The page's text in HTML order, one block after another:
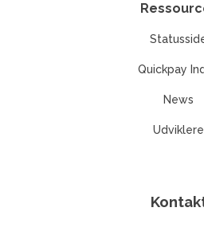
Quickpay
News
Udviklere